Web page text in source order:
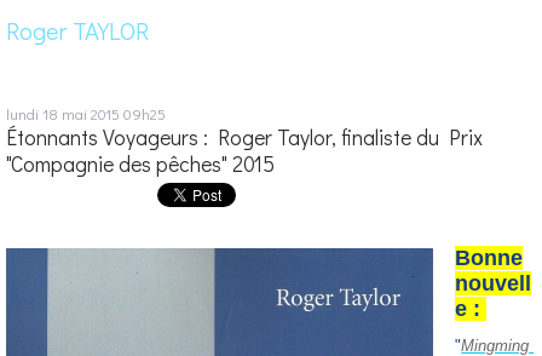
Roger TAYLOR
lundi 18 mai 2015 09h25
Étonnants Voyageurs : Roger Taylor, finaliste du Prix
"Compagnie des pêches" 2015
Bonne
nouvell
e :
"Mingming